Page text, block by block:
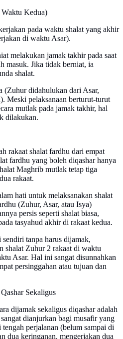
Kedua)
pada waktu shalat yang akhir
di waktu Asar).
melakukan jamak takhir pada saat
masuk. Jika tidak berniat, ia
shalat.
(Zuhur didahulukan dari Asar,
Meski pelaksanaan berturut-turut
mutlak pada jamak takhir, hal
dilakukan.
rakaat shalat fardhu dari empat
fardhu yang boleh diqashar hanya
Maghrib mutlak tetap tiga
rakaat.
hati untuk melaksanakan shalat
(Zuhur, Asar, atau Isya)
persis seperti shalat biasa,
tasyahud akhir di rakaat kedua.
tanpa harus dijamak,
shalat Zuhur 2 rakaat di waktu
Asar. Hal ini sangat disunnahkan
persinggahan atau tujuan dan
Sekaligus
dijamak sekaligus diqashar adalah
dianjurkan bagi musafir yang
tengah perjalanan (belum sampai di
dua keringanan, mengerjakan dua